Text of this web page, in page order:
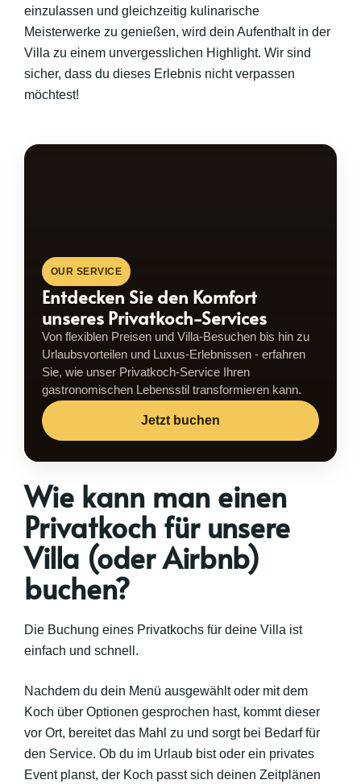
einzulassen und gleichzeitig kulinarische
Meisterwerke zu genießen, wird dein Aufenthalt in der
Villa zu einem unvergesslichen Highlight. Wir sind
sicher, dass du dieses Erlebnis nicht verpassen
möchtest!
OUR SERVICE
Entdecken Sie den Komfort
unseres Privatkoch-Services
Von flexiblen Preisen und Villa-Besuchen bis hin zu
Urlaubsvorteilen und Luxus-Erlebnissen - erfahren
Sie, wie unser Privatkoch-Service Ihren
gastronomischen Lebensstil transformieren kann.
Jetzt buchen
Wie kann man einen
Privatkoch für unsere
Villa (oder Airbnb)
buchen?
Die Buchung eines Privatkochs für deine Villa ist
einfach und schnell.
Nachdem du dein Menü ausgewählt oder mit dem
Koch über Optionen gesprochen hast, kommt dieser
vor Ort, bereitet das Mahl zu und sorgt bei Bedarf für
den Service. Ob du im Urlaub bist oder ein privates
Event planst, der Koch passt sich deinen Zeitplänen